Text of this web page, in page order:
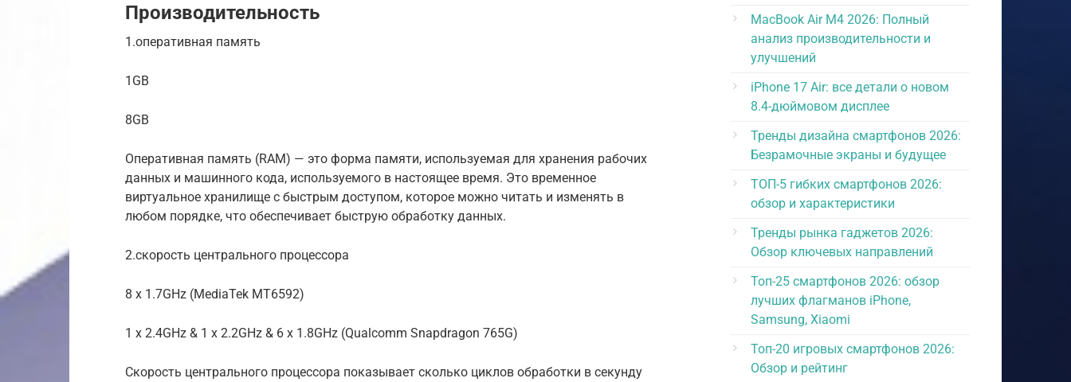
Производительность
1.оперативная память
1GB
8GB
Оперативная память (RAM) — это форма памяти, используемая для хранения рабочих
данных и машинного кода, используемого в настоящее время. Это временное
виртуальное хранилище с быстрым доступом, которое можно читать и изменять в
любом порядке, что обеспечивает быструю обработку данных.
2.скорость центрального процессора
8 x 1.7GHz (MediaTek MT6592)
1 x 2.4GHz & 1 x 2.2GHz & 6 x 1.8GHz (Qualcomm Snapdragon 765G)
Скорость центрального процессора показывает сколько циклов обработки в секунду
MacBook Air M4 2026: Полный
анализ производительности и
улучшений
iPhone 17 Air: все детали о новом
8.4-дюймовом дисплее
Тренды дизайна смартфонов 2026:
Безрамочные экраны и будущее
ТОП-5 гибких смартфонов 2026:
обзор и характеристики
Тренды рынка гаджетов 2026:
Обзор ключевых направлений
Топ-25 смартфонов 2026: обзор
лучших флагманов iPhone,
Samsung, Xiaomi
Топ-20 игровых смартфонов 2026:
Обзор и рейтинг